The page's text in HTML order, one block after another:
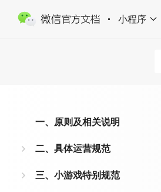
小程序
一、原则及相关说明
二、具体运营规范
三、小游戏特别规范